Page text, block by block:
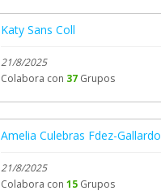
Katy Sans Coll
21/8/2025
Colabora con 37 Grupos
Amelia Culebras Fdez-Gallardo
21/8/2025
Colabora con 15 Grupos